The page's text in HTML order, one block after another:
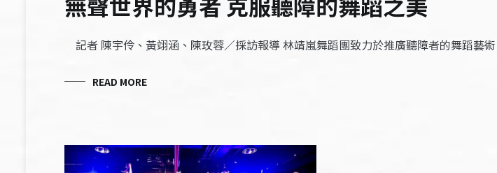
記者 陳宇伶、黃翊涵、陳玫蓉／採訪報導 林靖嵐舞蹈團致力於推廣聽障者的舞蹈藝
READ MORE